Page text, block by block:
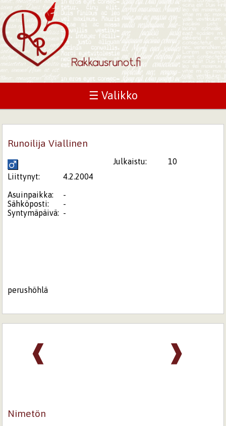
☰ Valikko
Runoilija Viallinen
Julkaistu:
10
Liittynyt:
4.2.2004
Asuinpaikka:
-
Sähköposti:
-
Syntymäpäivä: -
perushöhlä
❱
❰
Nimetön